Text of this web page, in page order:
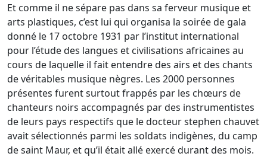
Et comme il ne sépare pas dans sa ferveur musique et
arts plastiques, c’est lui qui organisa la soirée de gala
donné le 17 octobre 1931 par l’institut international
pour l’étude des langues et civilisations africaines au
cours de laquelle il fait entendre des airs et des chants
de véritables musique nègres. Les 2000 personnes
présentes furent surtout frappés par les chœurs de
chanteurs noirs accompagnés par des instrumentistes
de leurs pays respectifs que le docteur stephen chauvet
avait sélectionnés parmi les soldats indigènes, du camp
de saint Maur, et qu’il était allé exercé durant des mois.